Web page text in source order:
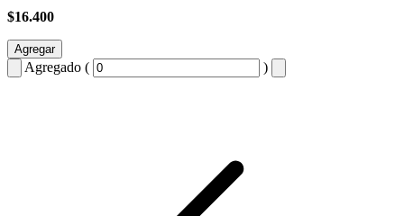
$16.400
Agregar
Agregado ( )